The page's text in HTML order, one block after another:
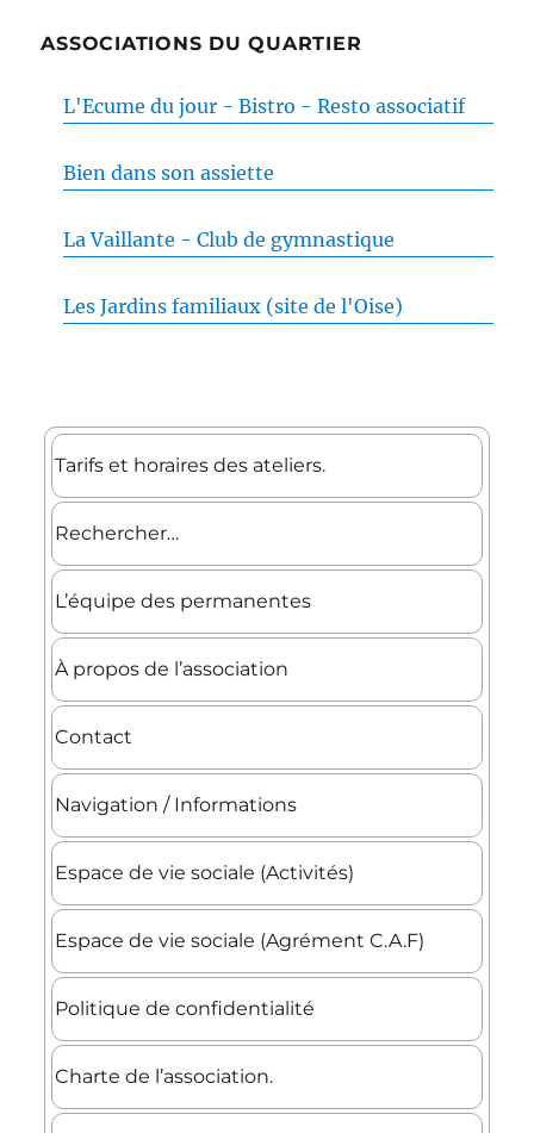
ASSOCIATIONS DU QUARTIER
L'Ecume du jour - Bistro - Resto associatif
Bien dans son assiette
La Vaillante - Club de gymnastique
Les Jardins familiaux (site de l'Oise)
Tarifs et horaires des ateliers.
Rechercher…
L’équipe des permanentes
À propos de l’association
Contact
Navigation / Informations
Espace de vie sociale (Activités)
Espace de vie sociale (Agrément C.A.F)
Politique de confidentialité
Charte de l’association.